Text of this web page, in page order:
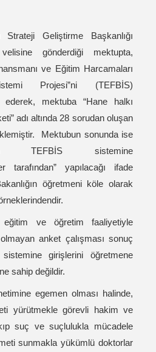
Strateji Geliştirme Başkanlığı
gönderdiği mektupta,
ve Eğitim Harcamaları
Projesi”ni (TEFBİS)
ederek, mektuba “Hane halkı
adı altında 28 sorudan oluşan
Mektubun sonunda ise
TEFBİS sistemine
tarafından” yapılacağı ifade
öğretmeni köle olarak
eğitim ve öğretim faaliyetiyle
anket çalışması sonuç
girişlerini öğretmene
sahip değildir.
egemen olması halinde,
yürütmekle görevli hakim ve
suç ve suçlulukla mücadele
sunmakla yükümlü doktorlar